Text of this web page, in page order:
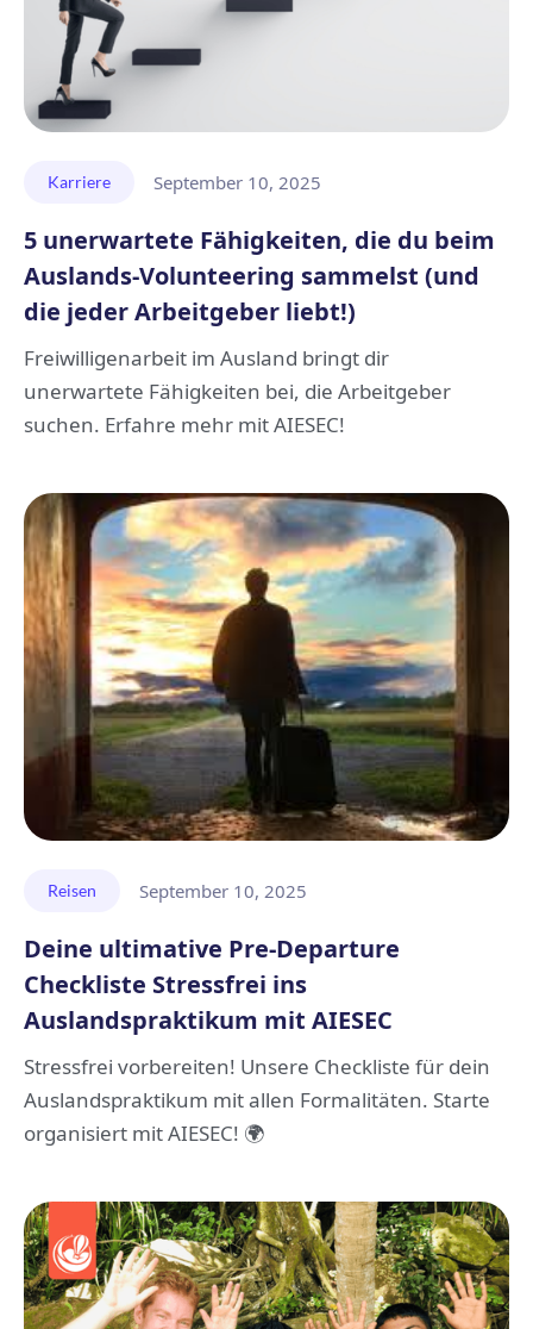
Karriere September 10, 2025
5 unerwartete Fähigkeiten, die du beim
Auslands-Volunteering sammelst (und
die jeder Arbeitgeber liebt!)
Freiwilligenarbeit im Ausland bringt dir
unerwartete Fähigkeiten bei, die Arbeitgeber
suchen. Erfahre mehr mit AIESEC!
Reisen September 10, 2025
Deine ultimative Pre-Departure
Checkliste Stressfrei ins
Auslandspraktikum mit AIESEC
Stressfrei vorbereiten! Unsere Checkliste für dein
Auslandspraktikum mit allen Formalitäten. Starte
organisiert mit AIESEC! 🌍